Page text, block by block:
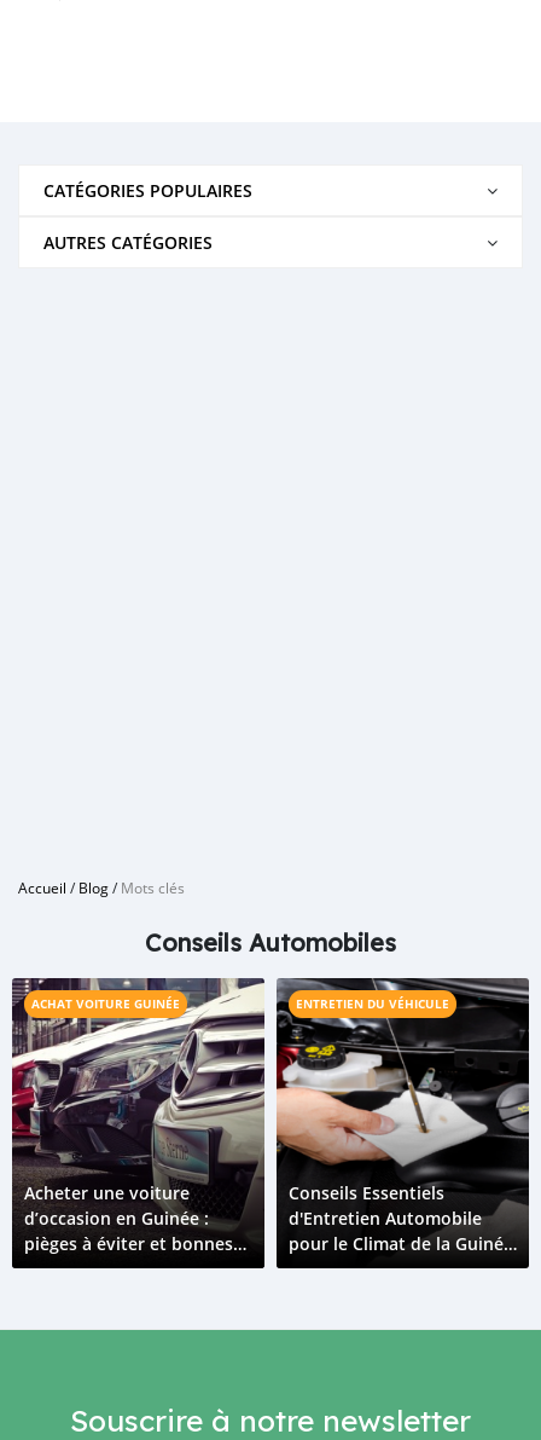
CATÉGORIES POPULAIRES
AUTRES CATÉGORIES
Accueil /Blog/Mots clés
Conseils Automobiles
ACHAT VOITURE GUINÉE
Acheter une voiture
d’occasion en Guinée :
pièges à éviter et bonnes
affaires
ENTRETIEN DU VÉHICULE
Conseils Essentiels
d'Entretien Automobile
pour le Climat de la Guinée
: Gardez Votre Véhicule en
Souscrire à notre newsletter